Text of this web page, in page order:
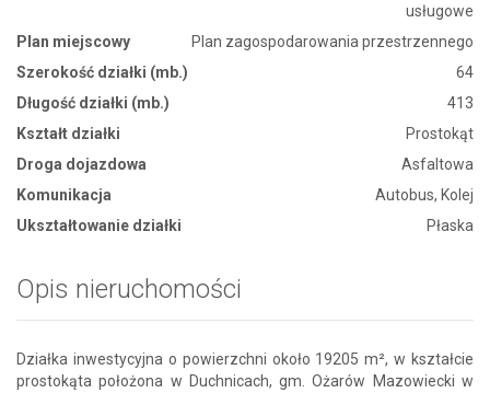
usługowe
Plan miejscowy
Plan zagospodarowania przestrzennego
Szerokość działki (mb.)
64
Długość działki (mb.)
413
Kształt działki
Prostokąt
Droga dojazdowa
Asfaltowa
Komunikacja
Autobus, Kolej
Ukształtowanie działki
Płaska
Opis nieruchomości
Działka inwestycyjna o powierzchni około 19205 m², w kształcie
prostokąta położona w Duchnicach, gm. Ożarów Mazowiecki w